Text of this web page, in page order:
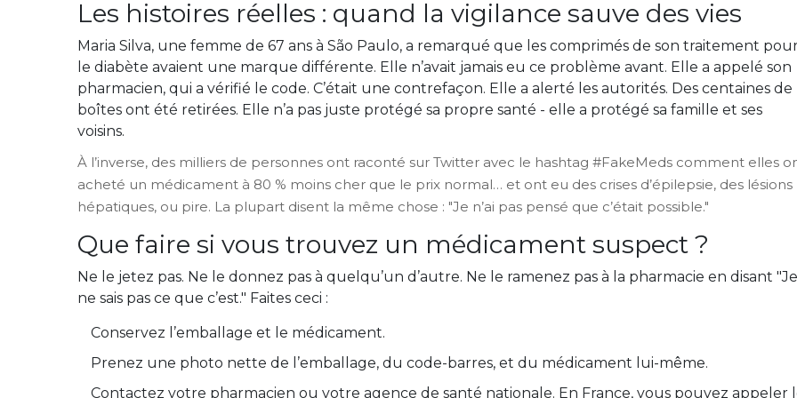
Les histoires réelles : quand la vigilance sauve des vies
Maria Silva, une femme de 67 ans à São Paulo, a remarqué que les comprimés de son traitement
le diabète avaient une marque différente. Elle n’avait jamais eu ce problème avant. Elle a appelé son
pharmacien, qui a vérifié le code. C’était une contrefaçon. Elle a alerté les autorités. Des centaines de
boîtes ont été retirées. Elle n’a pas juste protégé sa propre santé - elle a protégé sa famille et ses
voisins.
À l’inverse, des milliers de personnes ont raconté sur Twitter avec le hashtag #FakeMeds comment elles
acheté un médicament à 80 % moins cher que le prix normal… et ont eu des crises d’épilepsie, des lésions
hépatiques, ou pire. La plupart disent la même chose : "Je n’ai pas pensé que c’était possible."
Que faire si vous trouvez un médicament suspect ?
Ne le jetez pas. Ne le donnez pas à quelqu’un d’autre. Ne le ramenez pas à la pharmacie en disant "Je
ne sais pas ce que c’est." Faites ceci :
Conservez l’emballage et le médicament.
Prenez une photo nette de l’emballage, du code-barres, et du médicament lui-même.
Contactez votre pharmacien ou votre agence de santé nationale. En France, vous pouvez appeler